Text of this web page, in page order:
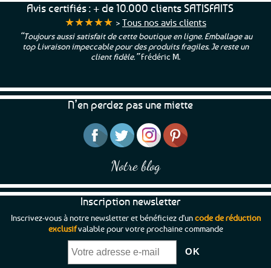
Avis certifiés : + de 10.000 clients SATISFAITS
★★★★★ > Tous nos avis clients
“Toujours aussi satisfait de cette boutique en ligne. Emballage au
top Livraison impeccable pour des produits fragiles. Je reste un
client fidèle.”Frédéric M.
N’en perdez pas une miette
Notre blog
Inscription newsletter
Inscrivez-vous à notre newsletter et bénéficiez d'uncode de réduction
exclusifvalable pour votre prochaine commande